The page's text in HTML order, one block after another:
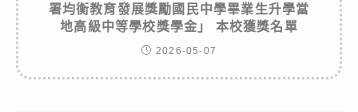
署均衡教育發展獎勵國民中學畢業生升學當
地高級中等學校獎學金」 本校獲獎名單
2026-05-07